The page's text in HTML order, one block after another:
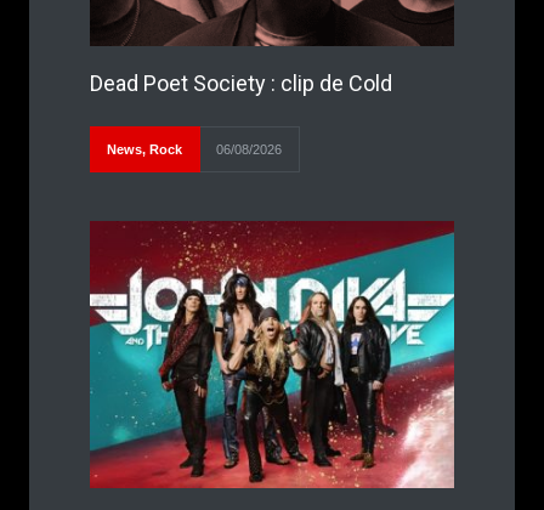
Dead Poet Society : clip de Cold
News, Rock 06/08/2026